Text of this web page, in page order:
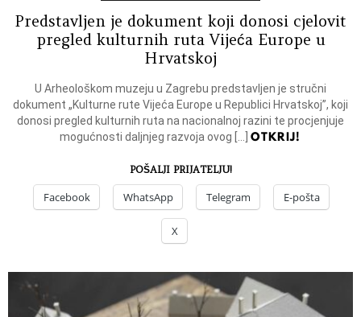
Predstavljen je dokument koji donosi cjelovit
pregled kulturnih ruta Vijeća Europe u
Hrvatskoj
U Arheološkom muzeju u Zagrebu predstavljen je stručni
dokument „Kulturne rute Vijeća Europe u Republici Hrvatskoj”, koji
donosi pregled kulturnih ruta na nacionalnoj razini te procjenjuje
mogućnosti daljnjeg razvoja ovog […]OTKRIJ!
POŠALJI PRIJATELJU!
Facebook WhatsApp Telegram E-pošta
X